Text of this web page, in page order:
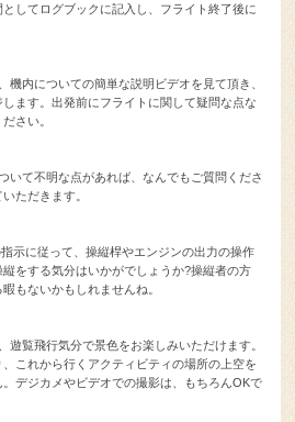
してログブックに記入し、フライト終了後に
機内についての簡単な説明ビデオを見て頂き、
ます。出発前にフライトに関して疑問な点な
さい。
いて不明な点があれば、なんでもご質問くださ
ただきます。
示に従って、操縦桿やエンジンの出力の操作
をする気分はいかがでしょうか?操縦者の方
もないかもしれませんね。
遊覧飛行気分で景色をお楽しみいただけます。
これから行くアクティビティの場所の上空を
デジカメやビデオでの撮影は、もちろんOKで